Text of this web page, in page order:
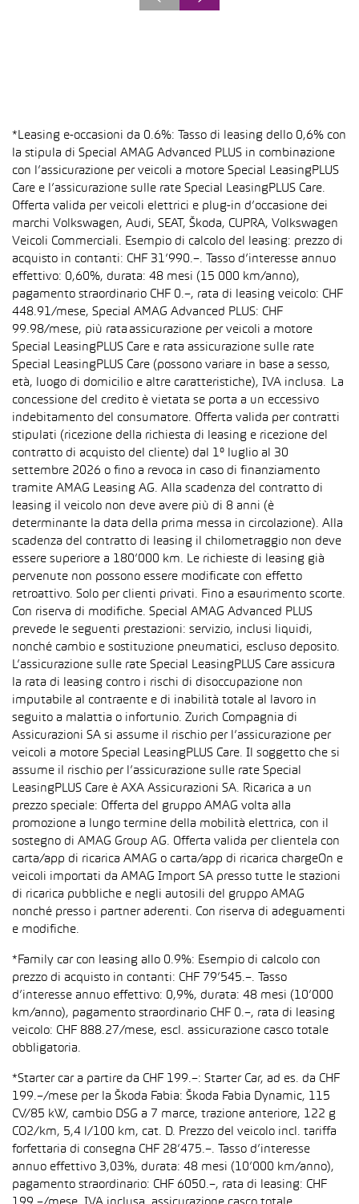
*Leasing e-occasioni da 0.6%: Tasso di leasing dello 0,6% con
la stipula di Special AMAG Advanced PLUS in combinazione
con l’assicurazione per veicoli a motore Special LeasingPLUS
Care e l’assicurazione sulle rate Special LeasingPLUS Care.
Offerta valida per veicoli elettrici e plug-in d’occasione dei
marchi Volkswagen, Audi, SEAT, Škoda, CUPRA, Volkswagen
Veicoli Commerciali. Esempio di calcolo del leasing: prezzo di
acquisto in contanti: CHF 31’990.–. Tasso d’interesse annuo
effettivo: 0,60%, durata: 48 mesi (15 000 km/anno),
pagamento straordinario CHF 0.–, rata di leasing veicolo: CHF
448.91/mese, Special AMAG Advanced PLUS: CHF
99.98/mese, più rata assicurazione per veicoli a motore
Special LeasingPLUS Care e rata assicurazione sulle rate
Special LeasingPLUS Care (possono variare in base a sesso,
età, luogo di domicilio e altre caratteristiche), IVA inclusa. La
concessione del credito è vietata se porta a un eccessivo
indebitamento del consumatore. Offerta valida per contratti
stipulati (ricezione della richiesta di leasing e ricezione del
contratto di acquisto del cliente) dal 1° luglio al 30
settembre 2026 o fino a revoca in caso di finanziamento
tramite AMAG Leasing AG. Alla scadenza del contratto di
leasing il veicolo non deve avere più di 8 anni (è
determinante la data della prima messa in circolazione). Alla
scadenza del contratto di leasing il chilometraggio non deve
essere superiore a 180’000 km. Le richieste di leasing già
pervenute non possono essere modificate con effetto
retroattivo. Solo per clienti privati. Fino a esaurimento scorte.
Con riserva di modifiche. Special AMAG Advanced PLUS
prevede le seguenti prestazioni: servizio, inclusi liquidi,
nonché cambio e sostituzione pneumatici, escluso deposito.
L’assicurazione sulle rate Special LeasingPLUS Care assicura
la rata di leasing contro i rischi di disoccupazione non
imputabile al contraente e di inabilità totale al lavoro in
seguito a malattia o infortunio. Zurich Compagnia di
Assicurazioni SA si assume il rischio per l’assicurazione per
veicoli a motore Special LeasingPLUS Care. Il soggetto che si
assume il rischio per l’assicurazione sulle rate Special
LeasingPLUS Care è AXA Assicurazioni SA. Ricarica a un
prezzo speciale: Offerta del gruppo AMAG volta alla
promozione a lungo termine della mobilità elettrica, con il
sostegno di AMAG Group AG. Offerta valida per clientela con
carta/app di ricarica AMAG o carta/app di ricarica chargeOn e
veicoli importati da AMAG Import SA presso tutte le stazioni
di ricarica pubbliche e negli autosili del gruppo AMAG
nonché presso i partner aderenti. Con riserva di adeguamenti
e modifiche.
*Family car con leasing allo 0.9%: Esempio di calcolo con
prezzo di acquisto in contanti: CHF 79’545.–. Tasso
d’interesse annuo effettivo: 0,9%, durata: 48 mesi (10’000
km/anno), pagamento straordinario CHF 0.–, rata di leasing
veicolo: CHF 888.27/mese, escl. assicurazione casco totale
obbligatoria.
*Starter car a partire da CHF 199.–: Starter Car, ad es. da CHF
199.–/mese per la Škoda Fabia: Škoda Fabia Dynamic, 115
CV/85 kW, cambio DSG a 7 marce, trazione anteriore, 122 g
CO2/km, 5,4 l/100 km, cat. D. Prezzo del veicolo incl. tariffa
forfettaria di consegna CHF 28’475.–. Tasso d’interesse
annuo effettivo 3,03%, durata: 48 mesi (10’000 km/anno),
pagamento straordinario: CHF 6050.–, rata di leasing: CHF